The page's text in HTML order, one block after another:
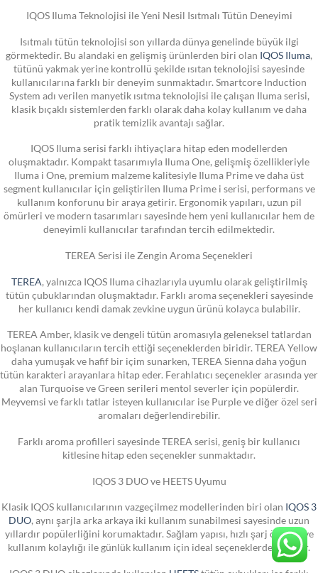
IQOS Iluma Teknolojisi ile Yeni Nesil Isıtmalı Tütün Deneyimi
Isıtmalı tütün teknolojisi son yıllarda dünya genelinde büyük ilgi
görmektedir. Bu alandaki en gelişmiş ürünlerden biri olan IQOS Iluma,
tütünü yakmak yerine kontrollü şekilde ısıtan teknolojisi sayesinde
kullanıcılarına farklı bir deneyim sunmaktadır. Smartcore Induction
System adı verilen manyetik ısıtma teknolojisi ile çalışan Iluma serisi,
klasik bıçaklı sistemlerden farklı olarak daha kolay kullanım ve daha
pratik temizlik avantajı sağlar.
IQOS Iluma serisi farklı ihtiyaçlara hitap eden modellerden
oluşmaktadır. Kompakt tasarımıyla Iluma One, gelişmiş özellikleriyle
Iluma i One, premium malzeme kalitesiyle Iluma Prime ve daha üst
segment kullanıcılar için geliştirilen Iluma Prime i serisi, performans ve
kullanım konforunu bir araya getirir. Ergonomik yapıları, uzun pil
ömürleri ve modern tasarımları sayesinde hem yeni kullanıcılar hem de
deneyimli kullanıcılar tarafından tercih edilmektedir.
TEREA Serisi ile Zengin Aroma Seçenekleri
TEREA, yalnızca IQOS Iluma cihazlarıyla uyumlu olarak geliştirilmiş
tütün çubuklarından oluşmaktadır. Farklı aroma seçenekleri sayesinde
her kullanıcı kendi damak zevkine uygun ürünü kolayca bulabilir.
TEREA Amber, klasik ve dengeli tütün aromasıyla geleneksel tatlardan
hoşlanan kullanıcıların tercih ettiği seçeneklerden biridir. TEREA Yellow
daha yumuşak ve hafif bir içim sunarken, TEREA Sienna daha yoğun
tütün karakteri arayanlara hitap eder. Ferahlatıcı seçenekler arasında yer
alan Turquoise ve Green serileri mentol severler için popülerdir.
Meyvemsi ve farklı tatlar isteyen kullanıcılar ise Purple ve diğer özel seri
aromaları değerlendirebilir.
Farklı aroma profilleri sayesinde TEREA serisi, geniş bir kullanıcı
kitlesine hitap eden seçenekler sunmaktadır.
IQOS 3 DUO ve HEETS Uyumu
Klasik IQOS kullanıcılarının vazgeçilmez modellerinden biri olan IQOS 3
DUO, aynı şarjla arka arkaya iki kullanım sunabilmesi sayesinde uzun
yıllardır popülerliğini korumaktadır. Sağlam yapısı, hızlı şarj özelliği ve
kullanım kolaylığı ile günlük kullanım için ideal seçeneklerden biridir.